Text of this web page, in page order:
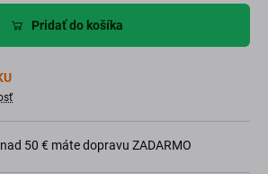
Pridať do košíka
50 € máte dopravu ZADARMO